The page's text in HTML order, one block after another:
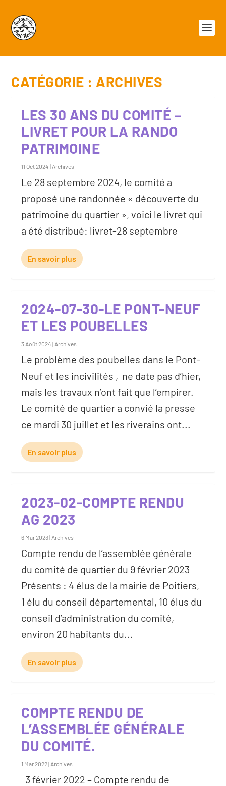
CATÉGORIE : ARCHIVES
LES 30 ANS DU COMITÉ –
LIVRET POUR LA RANDO
PATRIMOINE
11 Oct 2024 | Archives
Le 28 septembre 2024, le comité a
proposé une randonnée « découverte du
patrimoine du quartier », voici le livret qui
a été distribué: livret-28 septembre
En savoir plus
2024-07-30-LE PONT-NEUF
ET LES POUBELLES
3 Août 2024 | Archives
Le problème des poubelles dans le Pont-
Neuf et les incivilités , ne date pas d’hier,
mais les travaux n’ont fait que l’empirer.
Le comité de quartier a convié la presse
ce mardi 30 juillet et les riverains ont...
En savoir plus
2023-02-COMPTE RENDU
AG 2023
6 Mar 2023| Archives
Compte rendu de l’assemblée générale
du comité de quartier du 9 février 2023
Présents : 4 élus de la mairie de Poitiers,
1 élu du conseil départemental, 10 élus du
conseil d’administration du comité,
environ 20 habitants du...
En savoir plus
COMPTE RENDU DE
L’ASSEMBLÉE GÉNÉRALE
DU COMITÉ.
1 Mar 2022| Archives
3 février 2022 – Compte rendu de